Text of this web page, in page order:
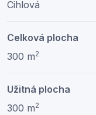
Cihlová
Celková plocha
300 m2
Užitná plocha
300 m2